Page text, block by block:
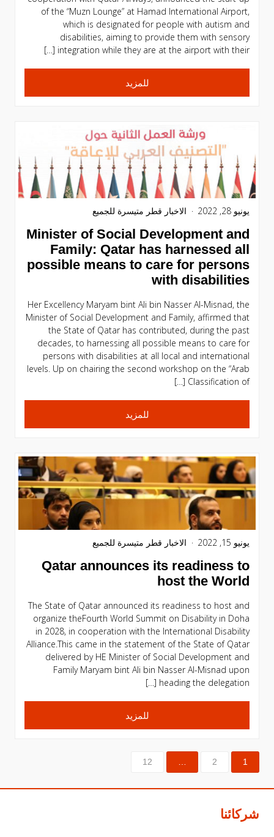
of the “Muzn Lounge” at Hamad International Airport,
which is designated for people with autism and
disabilities, aiming to provide them with sensory
integration while they are at the airport with their […]
للمزيد
يونيو 28, 2022 الاخبار قطر متيسرة للجميع
Minister of Social Development and
Family: Qatar has harnessed all
possible means to care for persons
with disabilities
Her Excellency Maryam bint Ali bin Nasser Al-Misnad, the
Minister of Social Development and Family, affirmed that
the State of Qatar has contributed, during the past
decades, to harnessing all possible means to care for
persons with disabilities at all local and international
levels. Up on chairing the second workshop on the “Arab
Classification of […]
للمزيد
يونيو 15, 2022 الاخبار قطر متيسرة للجميع
Qatar announces its readiness to
host the World
The State of Qatar announced its readiness to host and
organize theFourth World Summit on Disability in Doha
in 2028, in cooperation with the International Disability
Alliance.This came in the statement of the State of Qatar
delivered by HE Minister of Social Development and
Family Maryam bint Ali bin Nasser Al-Misnad upon
heading the delegation […]
للمزيد
1
2
…
12
شركائنا